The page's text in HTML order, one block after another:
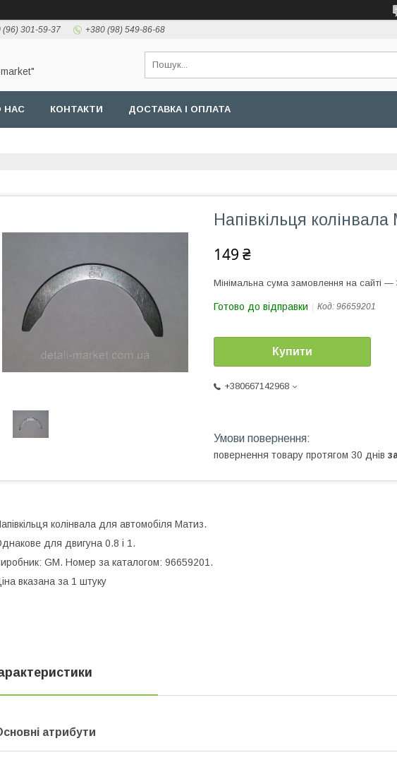
(96) 301-59-37 +380 (98) 549-86-68
НАС КОНТАКТИ ДОСТАВКА І ОПЛАТА
Напівкільця колінвала
149 ₴
Мінімальна сума замовлення на сайті —
Готово до відправки Код: 96659201
Купити
+380667142968
повернення товару протягом 30 днів
колінвала для автомобіля Матиз.
для двигуна 0.8 і 1.
GM. Номер за каталогом: 96659201.
вказана за 1 штуку
атрибути